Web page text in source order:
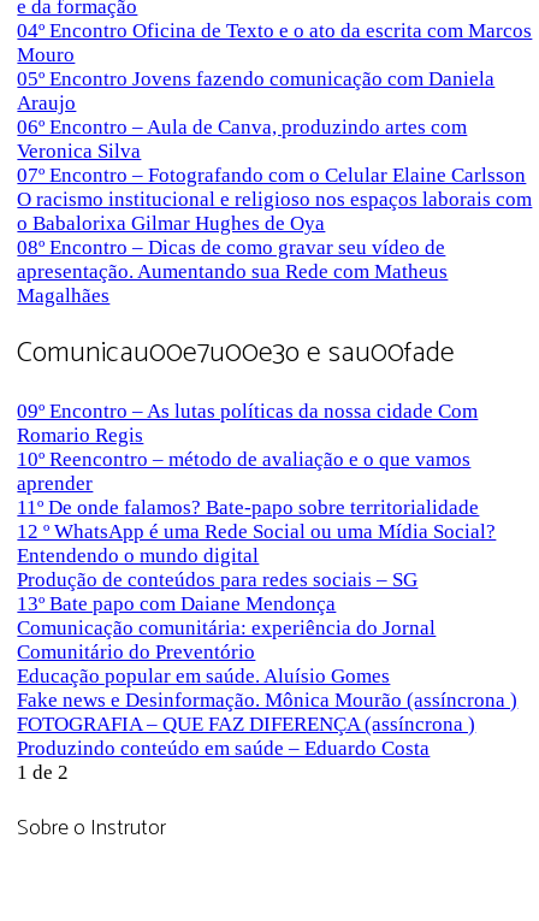
e da formação
04º Encontro Oficina de Texto e o ato da escrita com Marcos
Mouro
05º Encontro Jovens fazendo comunicação com Daniela
Araujo
06º Encontro – Aula de Canva, produzindo artes com
Veronica Silva
07º Encontro – Fotografando com o Celular Elaine Carlsson
O racismo institucional e religioso nos espaços laborais com
o Babalorixa Gilmar Hughes de Oya
08º Encontro – Dicas de como gravar seu vídeo de
apresentação. Aumentando sua Rede com Matheus
Magalhães
Comunicau00e7u00e3o e sau00fade
09º Encontro – As lutas políticas da nossa cidade Com
Romario Regis
10º Reencontro – método de avaliação e o que vamos
aprender
11º De onde falamos? Bate-papo sobre territorialidade
12 º WhatsApp é uma Rede Social ou uma Mídia Social?
Entendendo o mundo digital
Produção de conteúdos para redes sociais – SG
13º Bate papo com Daiane Mendonça
Comunicação comunitária: experiência do Jornal
Comunitário do Preventório
Educação popular em saúde. Aluísio Gomes
Fake news e Desinformação. Mônica Mourão (assíncrona )
FOTOGRAFIA – QUE FAZ DIFERENÇA (assíncrona )
Produzindo conteúdo em saúde – Eduardo Costa
1 de 2
Sobre o Instrutor